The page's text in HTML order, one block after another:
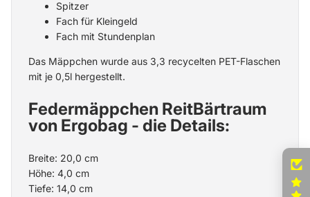
Spitzer
Fach für Kleingeld
Fach mit Stundenplan
Das Mäppchen wurde aus 3,3 recycelten PET-Flaschen
mit je 0,5l hergestellt.
Federmäppchen ReitBärtraum
von Ergobag - die Details:
Breite: 20,0 cm
Höhe: 4,0 cm
Tiefe: 14,0 cm